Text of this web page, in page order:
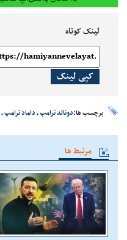
لینک کوتاه
کپی لینک
برچسب ها:دونالد ترامپ،داماد ترامپ،
مرتبط ها